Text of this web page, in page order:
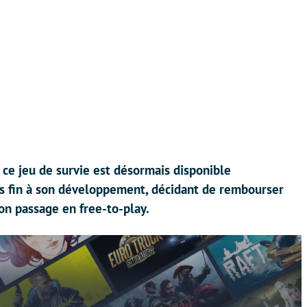
jeu de survie est désormais disponible
à son développement, décidant de rembourser
passage en free-to-play.